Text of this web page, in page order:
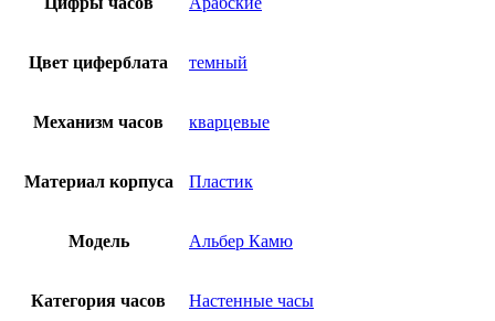
Цвет циферблата темный
Механизм часов кварцевые
Материал корпуса Пластик
Модель Альбер Камю
Категория часов Настенные часы